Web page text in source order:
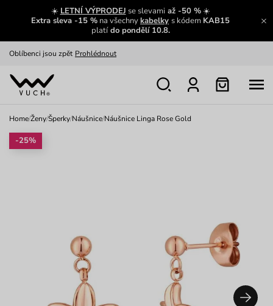
☀️ LETNÍ VÝPRODEJ se slevamiaž -50 %☀️
Extra sleva -15 % na všechnykabelky s kódem KAB15
platído pondělí 10.8.
Zajímavosti ze světa Vuch:
Zobrazit
Oblíbenci jsou zpět Prohlédnout
Nech se inspirovat
Home/Ženy/Šperky/Náušnice/Náušnice Linga Rose Gold
-25%